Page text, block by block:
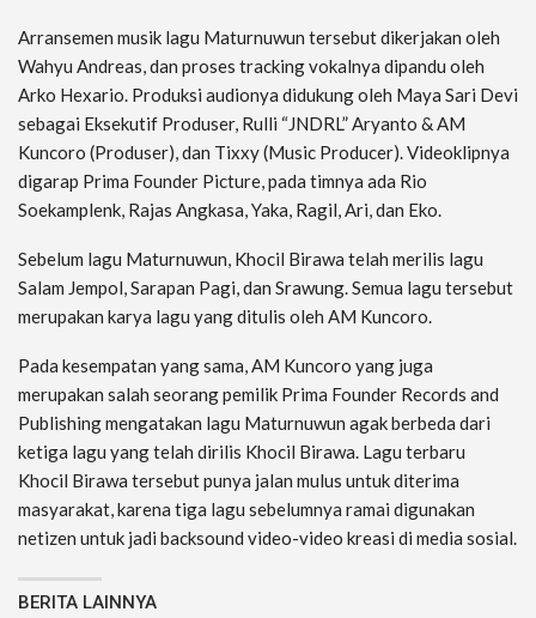
Arransemen musik lagu Maturnuwun tersebut dikerjakan oleh
Wahyu Andreas, dan proses tracking vokalnya dipandu oleh
Arko Hexario. Produksi audionya didukung oleh Maya Sari Devi
sebagai Eksekutif Produser, Rulli “JNDRL” Aryanto & AM
Kuncoro (Produser), dan Tixxy (Music Producer). Videoklipnya
digarap Prima Founder Picture, pada timnya ada Rio
Soekamplenk, Rajas Angkasa, Yaka, Ragil, Ari, dan Eko.
Sebelum lagu Maturnuwun, Khocil Birawa telah merilis lagu
Salam Jempol, Sarapan Pagi, dan Srawung. Semua lagu tersebut
merupakan karya lagu yang ditulis oleh AM Kuncoro.
Pada kesempatan yang sama, AM Kuncoro yang juga
merupakan salah seorang pemilik Prima Founder Records and
Publishing mengatakan lagu Maturnuwun agak berbeda dari
ketiga lagu yang telah dirilis Khocil Birawa. Lagu terbaru
Khocil Birawa tersebut punya jalan mulus untuk diterima
masyarakat, karena tiga lagu sebelumnya ramai digunakan
netizen untuk jadi backsound video-video kreasi di media sosial.
BERITA LAINNYA